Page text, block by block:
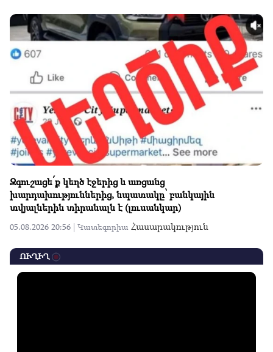
Զգուշացե՛ք կեղծ էջերից և առցանց
խարդախություններից, նպատակը՝ բանկային
տվյալներին տիրանալն է (լուսանկար)
05.08.2026 20:56 | Կատեգորիա Հասարակություն
ՈՒՂԻՂ